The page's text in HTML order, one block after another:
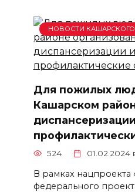
НОВОСТИ
Для пожилых
Кашарском
524 01.02.2024
В рамках нацпроекта
федерального